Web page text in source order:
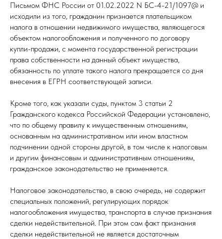
Письмом ФНС России от 01.02.2022 N БС-4-21/1097@ и
исходили из того, гражданин признается плательщиком
налога в отношении недвижимого имущества, являющегося
объектом налогообложения и полученного по договору
купли-продажи, с момента государственной регистрации
права собственности на данный объект имущества,
обязанность по уплате такого налога прекращается со дня
внесения в ЕГРН соответствующей записи.
Кроме того, как указали суды, пунктом 3 статьи 2
Гражданского кодекса Российской Федерации установлено,
что по общему правилу к имущественным отношениям,
основанным на административном или ином властном
подчинении одной стороны другой, в том числе к налоговым
и другим финансовым и административным отношениям,
гражданское законодательство не применяется.
Налоговое законодательство, в свою очередь, не содержит
специальных положений, регулирующих порядок
налогообложения имущества, транспорта в случае признания
сделки недействительной. При этом сам факт признания
сделки недействительной не является достаточным